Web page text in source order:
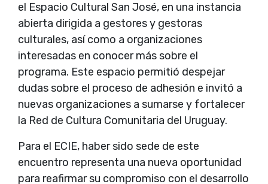
el Espacio Cultural San José, en una instancia
abierta dirigida a gestores y gestoras
culturales, así como a organizaciones
interesadas en conocer más sobre el
programa. Este espacio permitió despejar
dudas sobre el proceso de adhesión e invitó a
nuevas organizaciones a sumarse y fortalecer
la Red de Cultura Comunitaria del Uruguay.
Para el ECIE, haber sido sede de este
encuentro representa una nueva oportunidad
para reafirmar su compromiso con el desarrollo